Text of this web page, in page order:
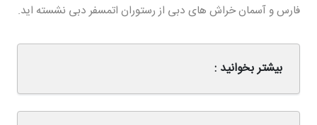
فارس و آسمان خراش های دبی از رستوران اتمسفر دبی نشسته اید.
بیشتر بخوانید :